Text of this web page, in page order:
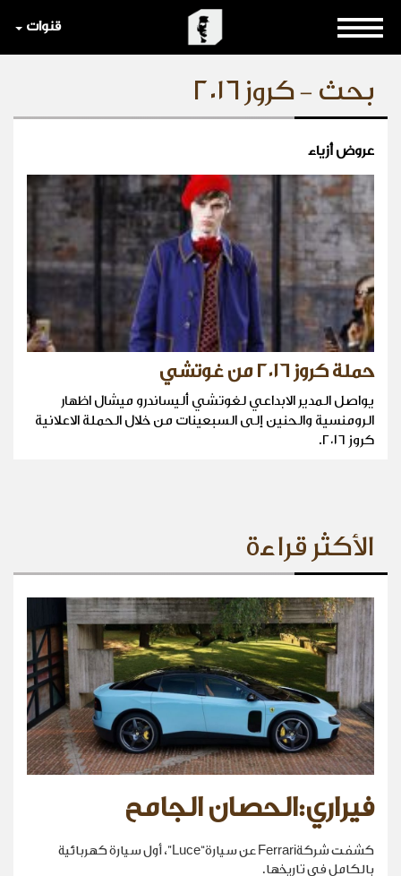
قنوات
بحث - كروز ٢٠١٦
عروض أزياء
حملة كروز ٢٠١٦ من غوتشي
يواصل المدير الابداعي لغوتشي أليساندرو ميشال اظهار
الرومنسية والحنين إلى السبعينات من خلال الحملة الاعلانية
كروز ٢٠١٦.
الأكثر قراءة
فيراري:الحصان الجامح
كشفت شركةFerrari عن سيارة“Luce”، أول سيارة كهربائية
بالكامل في تاريخها.